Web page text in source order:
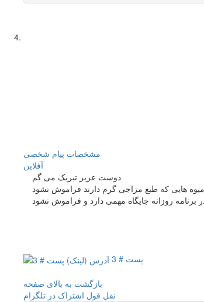
مشخصات پیام شخصی
آفلاين
دوست عزیز تبریک می گم
هایی که طبع مزاجی گرم دارند فراموش نشود
روزانه جایگاه مهمی دارد و فراموش نشود
پست # 3
بازگشت به بالای صفحه
نقل قول اشتراک در تلگرام